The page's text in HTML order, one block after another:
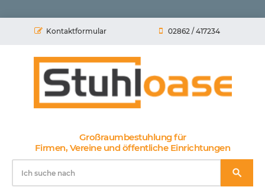
Kontaktformular 02862 / 417234
Großraumbestuhlung für
Firmen, Vereine und öffentliche Einrichtungen